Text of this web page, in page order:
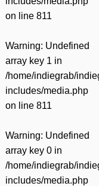
on line 811
Warning: Undefined
array key 1 in
/home/indiegrab/
includes/media.php
on line 811
Warning: Undefined
array key 0 in
/home/indiegrab/
includes/media.php